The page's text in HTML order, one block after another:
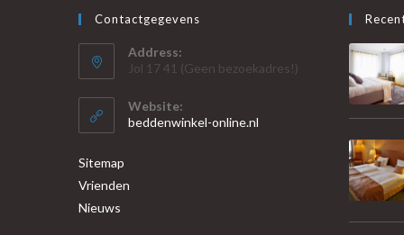
Contactgegevens
Address:
Jol 17 41 (Geen bezoekadres!)
Website:
beddenwinkel-online.nl
Sitemap
Vrienden
Nieuws